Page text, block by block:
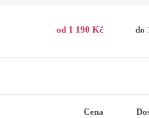
od 1 190 Kč do
Cena